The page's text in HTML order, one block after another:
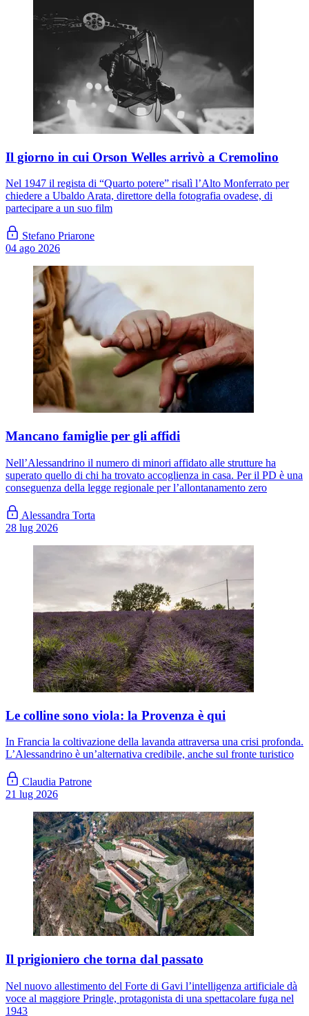
Il giorno in cui Orson Welles arrivò a Cremolino
Nel 1947 il regista di “Quarto potere” risalì l’Alto Monferrato per
chiedere a Ubaldo Arata, direttore della fotografia ovadese, di
partecipare a un suo film
Stefano Priarone
04 ago 2026
Mancano famiglie per gli affidi
Nell’Alessandrino il numero di minori affidato alle strutture ha
superato quello di chi ha trovato accoglienza in casa. Per il PD è una
conseguenza della legge regionale per l’allontanamento zero
Alessandra Torta
28 lug 2026
Le colline sono viola: la Provenza è qui
In Francia la coltivazione della lavanda attraversa una crisi profonda.
L’Alessandrino è un’alternativa credibile, anche sul fronte turistico
Claudia Patrone
21 lug 2026
Il prigioniero che torna dal passato
Nel nuovo allestimento del Forte di Gavi l’intelligenza artificiale dà
voce al maggiore Pringle, protagonista di una spettacolare fuga nel
1943